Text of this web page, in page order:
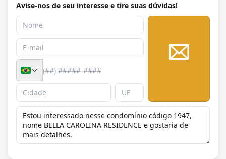
Avise-nos de seu interesse e tire suas dúvidas!